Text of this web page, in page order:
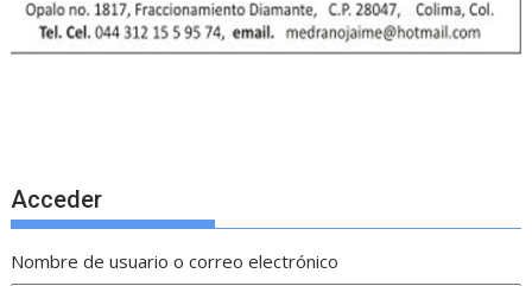
Acceder
Nombre de usuario o correo electrónico